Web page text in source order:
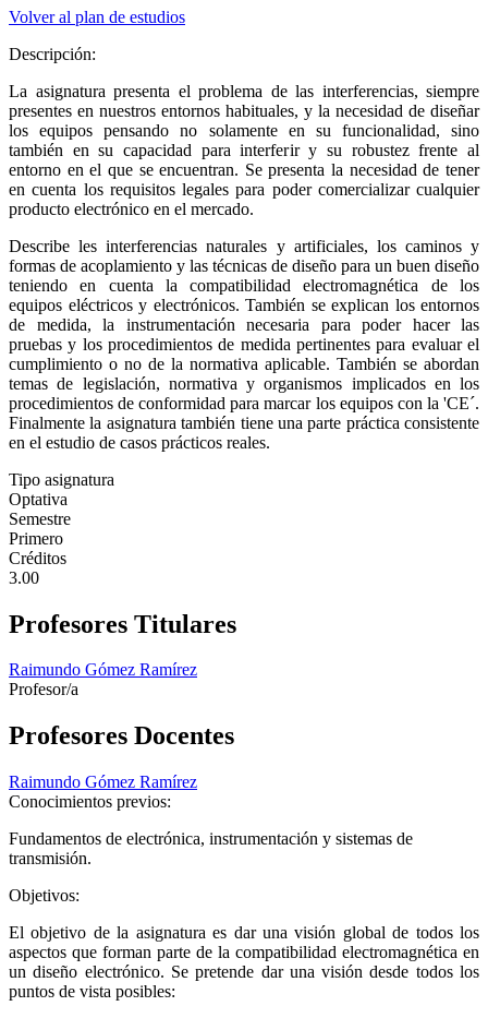
Volver al plan de estudios
Descripción:
La asignatura presenta el problema de las interferencias, siempre
presentes en nuestros entornos habituales, y la necesidad de diseñar
los equipos pensando no solamente en su funcionalidad, sino
también en su capacidad para interferir y su robustez frente al
entorno en el que se encuentran. Se presenta la necesidad de tener
en cuenta los requisitos legales para poder comercializar cualquier
producto electrónico en el mercado.
Describe les interferencias naturales y artificiales, los caminos y
formas de acoplamiento y las técnicas de diseño para un buen diseño
teniendo en cuenta la compatibilidad electromagnética de los
equipos eléctricos y electrónicos. También se explican los entornos
de medida, la instrumentación necesaria para poder hacer las
pruebas y los procedimientos de medida pertinentes para evaluar el
cumplimiento o no de la normativa aplicable. También se abordan
temas de legislación, normativa y organismos implicados en los
procedimientos de conformidad para marcar los equipos con la 'CE´.
Finalmente la asignatura también tiene una parte práctica consistente
en el estudio de casos prácticos reales.
Tipo asignatura
Optativa
Semestre
Primero
Créditos
3.00
Profesores Titulares
Raimundo Gómez Ramírez
Profesor/a
Profesores Docentes
Raimundo Gómez Ramírez
Conocimientos previos:
Fundamentos de electrónica, instrumentación y sistemas de
transmisión.
Objetivos:
El objetivo de la asignatura es dar una visión global de todos los
aspectos que forman parte de la compatibilidad electromagnética en
un diseño electrónico. Se pretende dar una visión desde todos los
puntos de vista posibles: